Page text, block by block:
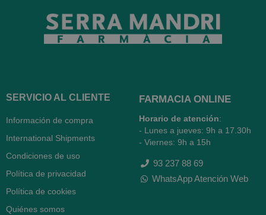
SERVICIO AL CLIENTE
Información de compra
International Shipments
Condiciones de uso
Política de privacidad
Política de cookies
Quiénes somos
FARMACIA ONLINE
Horario de atención:
- Lunes a jueves: 9h a 17.30h
- Viernes: 9h a 15h
93 237 88 69
WhatsApp Atención Web